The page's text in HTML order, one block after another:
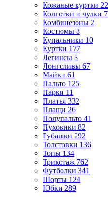
Кожаные куртки 22
Колготки и чулки 7
Комбинезоны 2
Костюмы 8
Купальники 10
Куртки 177
Легинсы 3
Лонгсливы 67
Майки 61
Пальто 125
Парки 11
Платья 332
Плащи 26
Полупальто 41
Пуховики 82
Рубашки 292
Толстовки 136
Топы 134
Трикотаж 762
Футболки 341
Шорты 124
Юбки 289